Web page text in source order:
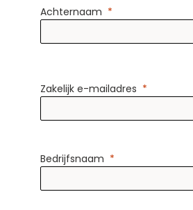
Achternaam
Zakelijk e-mailadres
Bedrijfsnaam